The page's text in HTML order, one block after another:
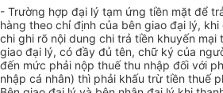
- Trường hợp đại lý tạm ứng tiền mặt để
hàng theo chỉ định của bên giao đại lý,
chi ghi rõ nội dung chi trả tiền khuyến mại
giao đại lý, có đầy đủ tên, chữ ký của
đến mức phải nộp thuế thu nhập đối với
nhập cá nhân) thì phải khấu trừ tiền thuế